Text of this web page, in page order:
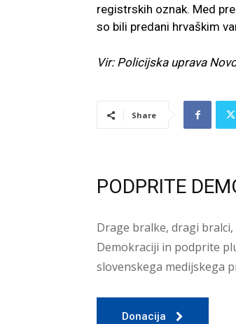
registrskih oznak. Med
so bili predani hrvaškim
Vir: Policijska uprava
Share
PODPRITE
Drage bralke, dragi
Demokraciji in podprite
slovenskega medijskega
Donacija